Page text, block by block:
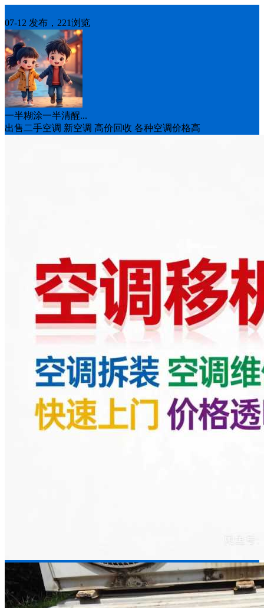
07-12 发布，221浏览
一半糊涂一半清醒...
出售二手空调 新空调 高价回收 各种空调价格高